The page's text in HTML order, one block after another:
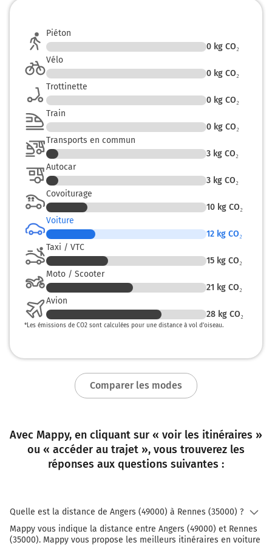
Porte de Cleunay
LA PREVALAYE
Centre Commercial
Stade Rennais
Prendre à gauche et rejoindre Rue Jules Vallès.
Continuer sur 200 mètres
Rennes-Centre
Zone Artisanale Cleunay
128 km
Au rond-point, prendre la 2ème sortie sur Rue
Jules Vallès et continuer sur 300 mètres
129 km
Au rond-point, prendre la 2ème sortie sur Rue
Tourner à gauche sur Rue de la Mabilais et
continuer sur 400 mètres
130 km
Continuer Rue Denis Papin sur 65 mètres
130 km
Tourner à gauche sur Rue Malakoff et continuer
130 km
Piéton
0 kg CO₂
Vélo
0 kg CO₂
Trottinette
0 kg CO₂
Train
0 kg CO₂
Transports en commun
3 kg CO₂
Autocar
3 kg CO₂
Covoiturage
10 kg CO₂
Voiture
12 kg CO₂
Taxi / VTC
15 kg CO₂
Moto / Scooter
21 kg CO₂
Avion
28 kg CO₂
*Les émissions de CO2 sont calculées pour une distance à vol d’oiseau.
Comparer les modes
Avec Mappy, en cliquant sur « voir les itinéraires »
ou « accéder au trajet », vous trouverez les
réponses aux questions suivantes :
Quelle est la distance de Angers (49000) à Rennes (35000) ?
Mappy vous indique la distance entre Angers (49000) et Rennes
(35000). Mappy vous propose les meilleurs itinéraires en voiture